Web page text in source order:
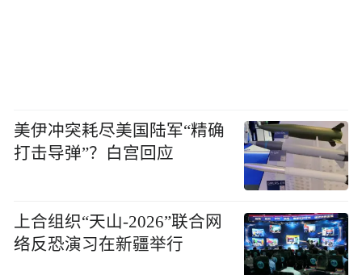
美伊冲突耗尽美国陆军“精确
打击导弹”？白宫回应
上合组织“天山-2026”联合网
络反恐演习在新疆举行